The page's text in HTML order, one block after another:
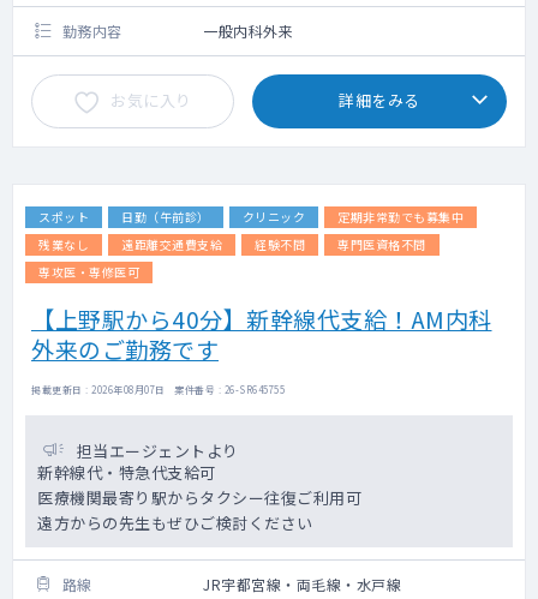
勤務内容 一般内科外来
お気に入り 詳細をみる
スポット 日勤（午前診） クリニック
定期非常勤でも募集中
残業なし
遠距離交通費支給 経験不問
専門医資格不問
専攻医・専修医可
【上野駅から40分】新幹線代支給！AM内科
外来のご勤務です
掲載更新日 : 2026年08月07日 案件番号 : 26-SR645755
担当エージェントより
新幹線代・特急代支給可
医療機関最寄り駅からタクシー往復ご利用可
遠方からの先生もぜひご検討ください
路線 JR宇都宮線・両毛線・水戸線